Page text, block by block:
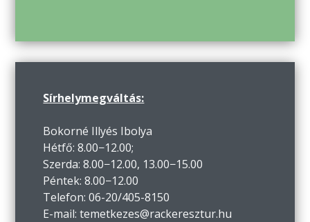
Sírhelymegváltás:
Bokorné Illyés Ibolya
Hétfő: 8.00−12.00;
Szerda: 8.00−12.00, 13.00−15.00
Péntek: 8.00−12.00
Telefon: 06-20/405-8150
E-mail: temetkezes@rackeresztur.hu